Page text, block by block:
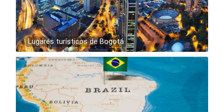
Lugares turísticos de Bogotá